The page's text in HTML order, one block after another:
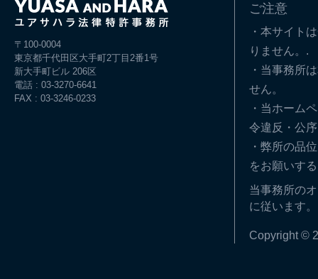
〒100-0004
東京都千代田区大手町2丁目2番1号
新大手町ビル 206区
電話 : 03-3270-6641
FAX : 03-3246-0233
ご注意
・本サイト
りません。.
・当事務所
せん。
・当ホーム
令違反・公
・弊所の品
をお願いす
当事務所の
に従います。
Copyright ©